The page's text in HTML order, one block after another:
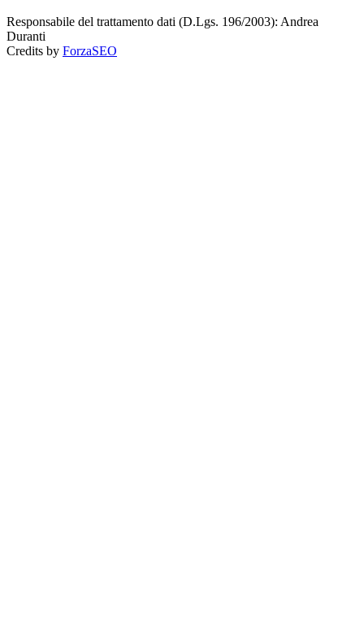
Responsabile del trattamento dati (D.Lgs. 196/2003): Andrea
Duranti
Credits by ForzaSEO